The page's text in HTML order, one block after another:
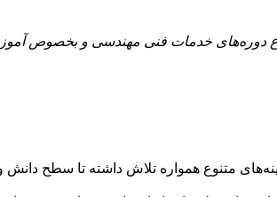
دوره‌های خدمات فنی مهندسی و بخصوص
متنوع همواره تلاش داشته تا سطح